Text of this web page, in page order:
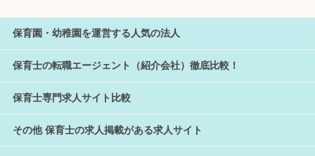
保育園・幼稚園を運営する人気の法人
保育士の転職エージェント（紹介会社）徹底比較！
保育士専門求人サイト比較
その他 保育士の求人掲載がある求人サイト